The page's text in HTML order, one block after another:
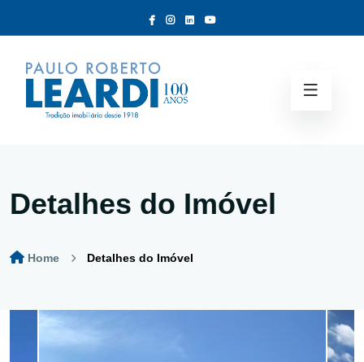
Detalhes do Imóvel
Home Detalhes do Imóvel